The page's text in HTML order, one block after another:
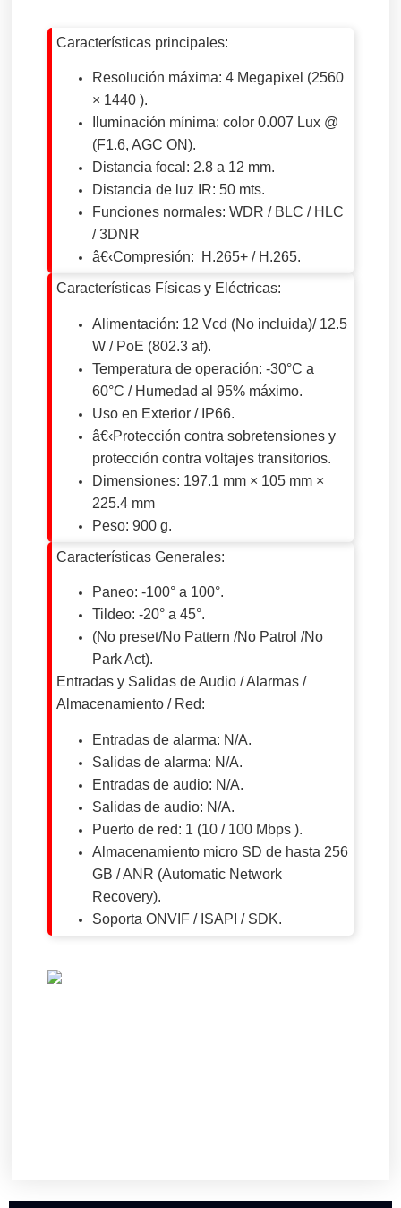
Características principales:
Resolución máxima: 4 Megapixel (2560
× 1440 ).
Iluminación mínima: color 0.007 Lux @
(F1.6, AGC ON).
Distancia focal: 2.8 a 12 mm.
Distancia de luz IR: 50 mts.
Funciones normales: WDR / BLC / HLC
/ 3DNR
â€‹Compresión: H.265+ / H.265.
Características Físicas y Eléctricas:
Alimentación: 12 Vcd (No incluida)/ 12.5
W / PoE (802.3 af).
Temperatura de operación: -30°C a
60°C / Humedad al 95% máximo.
Uso en Exterior / IP66.
â€‹Protección contra sobretensiones y
protección contra voltajes transitorios.
Dimensiones: 197.1 mm × 105 mm ×
225.4 mm
Peso: 900 g.
Características Generales:
Paneo: -100° a 100°.
Tildeo: -20° a 45°.
(No preset/No Pattern /No Patrol /No
Park Act).
Entradas y Salidas de Audio / Alarmas /
Almacenamiento / Red:
Entradas de alarma: N/A.
Salidas de alarma: N/A.
Entradas de audio: N/A.
Salidas de audio: N/A.
Puerto de red: 1 (10 / 100 Mbps ).
Almacenamiento micro SD de hasta 256
GB / ANR (Automatic Network
Recovery).
Soporta ONVIF / ISAPI / SDK.